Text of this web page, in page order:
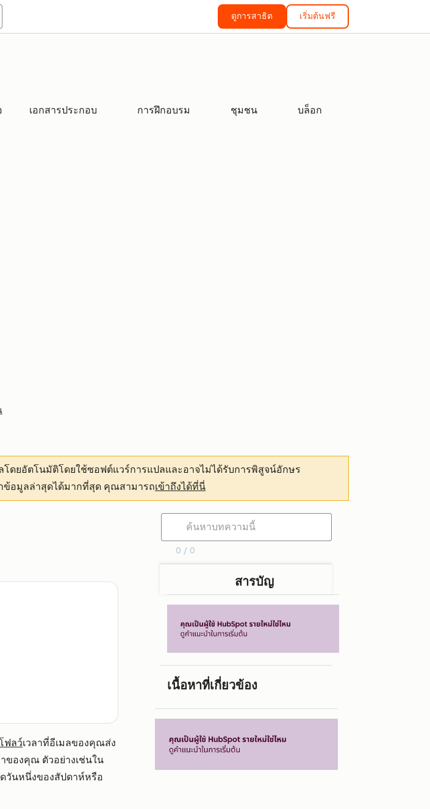
ดูการสาธิต เริ่มต้นฟรี
เอกสารประกอบ การฝึกอบรม ชุมชน บล็อก
โดยอัตโนมัติโดยใช้ซอฟต์แวร์การแปลและอาจไม่ได้รับการพิสูจน์อักษร
อมูลล่าสุดได้มากที่สุด คุณสามารถเข้าถึงได้ที่นี่
ฟลว์เวลาที่อีเมลของคุณส่ง
ของคุณ ตัวอย่างเช่นใน
วันหนึ่งของสัปดาห์หรือ
0 / 0
สารบัญ
เนื้อหาที่เกี่ยวข้อง